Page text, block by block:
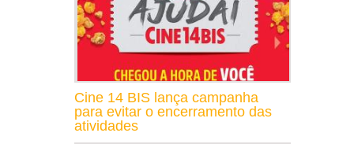
Cine 14 BIS lança campanha
para evitar o encerramento das
atividades